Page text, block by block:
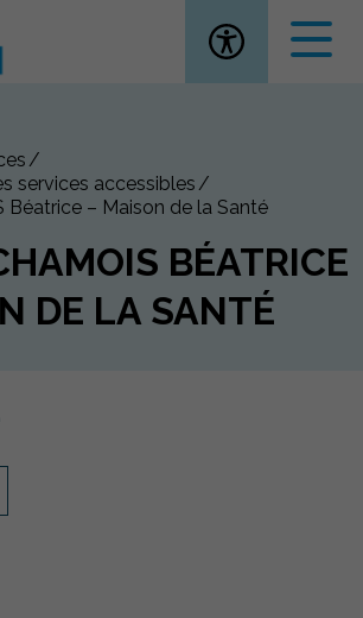
Ouvrir la
services accessibles
Béatrice – Maison de la Santé
BÉATRICE
DE LA SANTÉ